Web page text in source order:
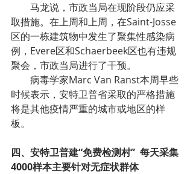
马龙说，市政当局在现阶段仍应采
取措施。在上周和上周，在Saint-Josse
区的一栋建筑物中发生了聚集性感染病
例，Evere区和Schaerbeek区也有违规
聚会，市政当局进行了干预。
病毒学家Marc Van Ranst本周早些
时候表示，安特卫普省采取的严格措施
将是其他疫情严重的城市或地区的样
板。
四、安特卫普建“免费检测村”  每天采集
4000样本主要针对无症状群体